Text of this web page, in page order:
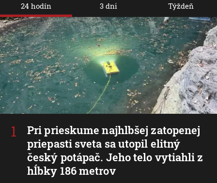
24 hodín
Pri prieskume najhlbšej zatopenej
priepasti sveta sa utopil elitný
český potápač. Jeho telo vytiahli z
hĺbky 186 metrov
3 dni Týždeň